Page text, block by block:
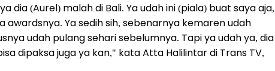
dia (Aurel) malah di Bali. Ya udah ini (piala) buat saya aja,
awardsnya. Ya sedih sih, sebenarnya kemaren udah
udah pulang sehari sebelumnya. Tapi ya udah ya, dia
dipaksa juga ya kan," kata Atta Halilintar di Trans TV,